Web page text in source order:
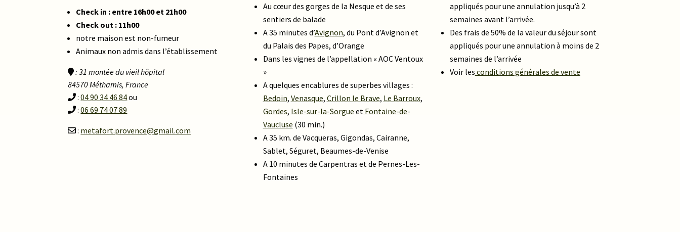
Check in : entre 16h00 et 21h00
Check out : 11h00
notre maison est non-fumeur
Animaux non admis dans l’établissement
: 31 montée du vieil hôpital
84570 Méthamis, France
:04 90 34 46 84ou
:06 69 74 07 89
: metafort.provence@gmail.com
Au cœur des gorges de la Nesque et de ses
sentiers de balade
A 35 minutes d’Avignon, du Pont d’Avignon et
du Palais des Papes, d’Orange
Dans les vignes de l’appellation « AOC Ventoux
»
A quelques encablures de superbes villages :
Bedoin, Venasque, Crillon le Brave, Le Barroux,
Gordes, Isle-sur-la-Sorgue et Fontaine-de-
Vaucluse (30 min.)
A 35 km. de Vacqueras, Gigondas, Cairanne,
Sablet, Séguret, Beaumes-de-Venise
A 10 minutes de Carpentras et de Pernes-Les-
Fontaines
appliqués pour une annulation jusqu’à 2
semaines avant l’arrivée.
Des frais de 50% de la valeur du séjour sont
appliqués pour une annulation à moins de 2
semaines de l’arrivée
Voir les conditions générales de vente